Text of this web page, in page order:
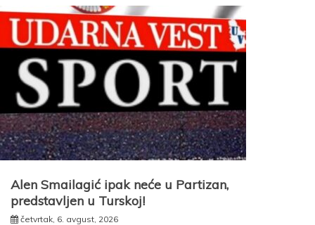
Alen Smailagić ipak neće u Partizan,
predstavljen u Turskoj!
četvrtak, 6. avgust, 2026